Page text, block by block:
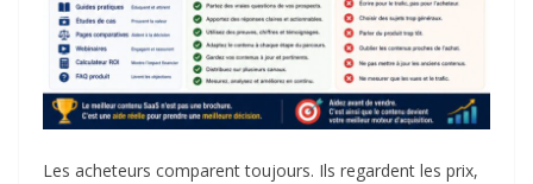
Les acheteurs comparent toujours. Ils regardent les prix,